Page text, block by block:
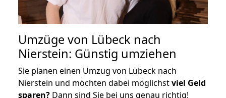
Umzüge von Lübeck nach
Nierstein: Günstig umziehen
Sie planen einen Umzug von Lübeck nach
Nierstein und möchten dabei möglichstviel Geld
sparen? Dann sind Sie bei uns genau richtig!